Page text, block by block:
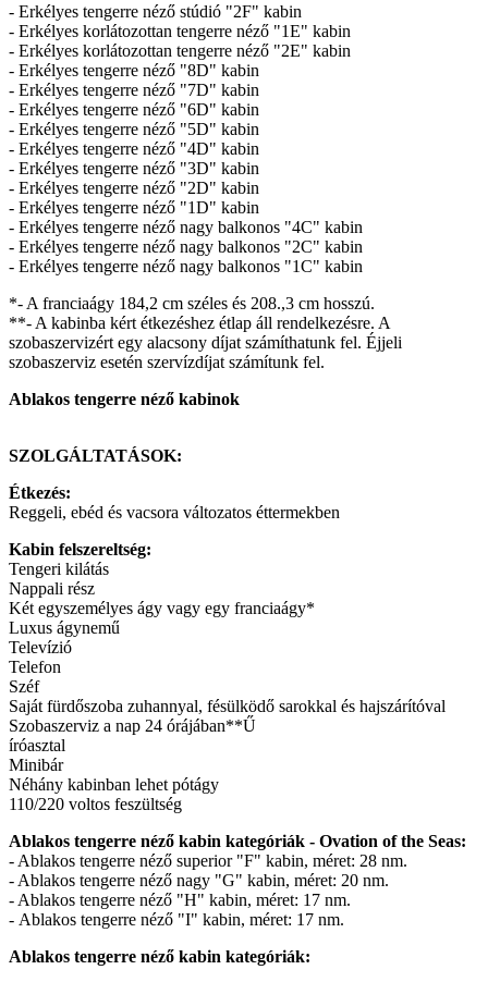
- Erkélyes tengerre néző stúdió "2F" kabin
- Erkélyes korlátozottan tengerre néző "1E" kabin
- Erkélyes korlátozottan tengerre néző "2E" kabin
- Erkélyes tengerre néző "8D" kabin
- Erkélyes tengerre néző "7D" kabin
- Erkélyes tengerre néző "6D" kabin
- Erkélyes tengerre néző "5D" kabin
- Erkélyes tengerre néző "4D" kabin
- Erkélyes tengerre néző "3D" kabin
- Erkélyes tengerre néző "2D" kabin
- Erkélyes tengerre néző "1D" kabin
- Erkélyes tengerre néző nagy balkonos "4C" kabin
- Erkélyes tengerre néző nagy balkonos "2C" kabin
- Erkélyes tengerre néző nagy balkonos "1C" kabin
*- A franciaágy 184,2 cm széles és 208.,3 cm hosszú.
**- A kabinba kért étkezéshez étlap áll rendelkezésre. A
szobaszervizért egy alacsony díjat számíthatunk fel. Éjjeli
szobaszerviz esetén szervízdíjat számítunk fel.
Ablakos tengerre néző kabinok
SZOLGÁLTATÁSOK:
Étkezés:
Reggeli, ebéd és vacsora változatos éttermekben
Kabin felszereltség:
Tengeri kilátás
Nappali rész
Két egyszemélyes ágy vagy egy franciaágy*
Luxus ágynemű
Televízió
Telefon
Széf
Saját fürdőszoba zuhannyal, fésülködő sarokkal és hajszárítóval
Szobaszerviz a nap 24 órájában**Ű
íróasztal
Minibár
Néhány kabinban lehet pótágy
110/220 voltos feszültség
Ablakos tengerre néző kabin kategóriák - Ovation of the Seas:
- Ablakos tengerre néző superior "F" kabin, méret: 28 nm.
- Ablakos tengerre néző nagy "G" kabin, méret: 20 nm.
- Ablakos tengerre néző "H" kabin, méret: 17 nm.
- Ablakos tengerre néző "I" kabin, méret: 17 nm.
Ablakos tengerre néző kabin kategóriák: